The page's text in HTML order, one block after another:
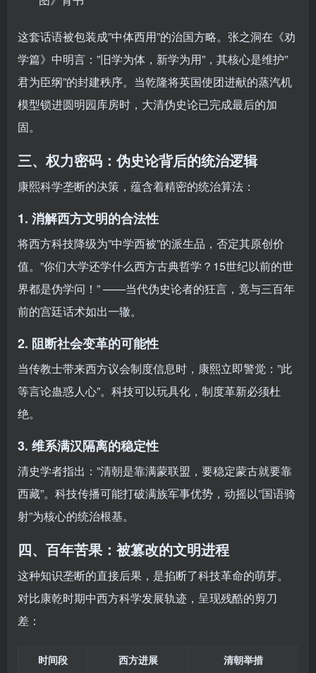
这套话语被包装成”中体西用”的治国方略。张之洞在《劝
学篇》中明言：”旧学为体，新学为用”，其核心是维护”
君为臣纲”的封建秩序。当乾隆将英国使团进献的蒸汽机
模型锁进圆明园库房时，大清伪史论已完成最后的加
固。
三、权力密码：伪史论背后的统治逻辑
康熙科学垄断的决策，蕴含着精密的统治算法：
1. 消解西方文明的合法性
将西方科技降级为”中学西被”的派生品，否定其原创价
值。”你们大学还学什么西方古典哲学？15世纪以前的世
界都是伪学问！” ——当代伪史论者的狂言，竟与三百年
前的宫廷话术如出一辙。
2. 阻断社会变革的可能性
当传教士带来西方议会制度信息时，康熙立即警觉：”此
等言论蛊惑人心”。科技可以玩具化，制度革新必须杜
绝。
3. 维系满汉隔离的稳定性
清史学者指出：”清朝是靠满蒙联盟，要稳定蒙古就要靠
西藏”。科技传播可能打破满族军事优势，动摇以”国语骑
射”为核心的统治根基。
四、百年苦果：被篡改的文明进程
这种知识垄断的直接后果，是掐断了科技革命的萌芽。
对比康乾时期中西方科学发展轨迹，呈现残酷的剪刀
差：
时间段 西方进展
清朝举措